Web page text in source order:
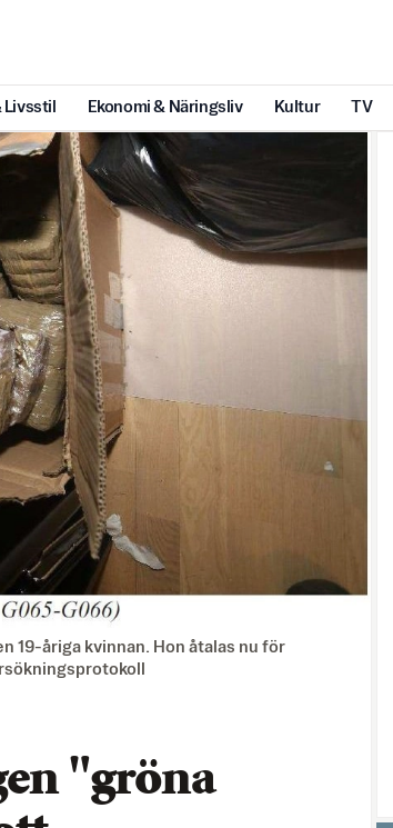
Livsstil Ekonomi & Näringsliv Kultur TV
19-åriga kvinnan. Hon åtalas nu för
"gröna